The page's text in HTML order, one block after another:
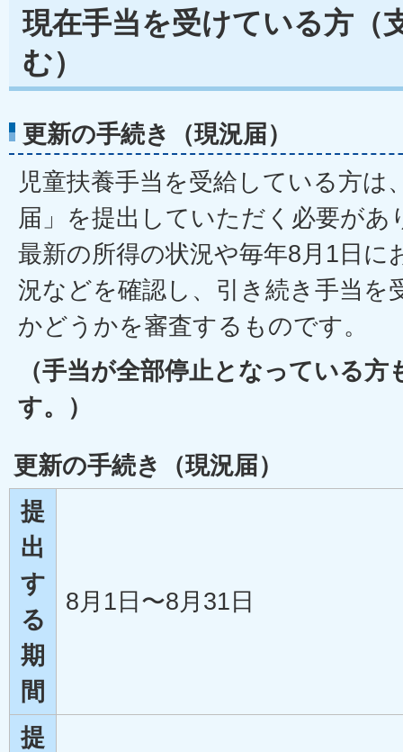
現在手当を受けている方（
む）
更新の手続き（現況届）
児童扶養手当を受給している方は
届」を提出していただく必要があ
最新の所得の状況や毎年8月1日に
況などを確認し、引き続き手当を
かどうかを審査するものです。
（手当が全部停止となっている方
す。）
更新の手続き（現況届）
提
出
す
る
期
間
8月1日〜8月31日
提